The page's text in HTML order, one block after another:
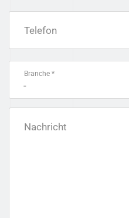
Telefon
Branche *
-
Nachricht